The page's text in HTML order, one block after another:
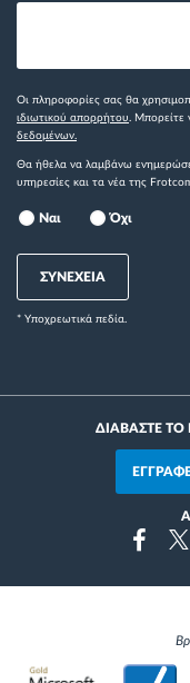
Οι πληροφορίες σας θα
ιδιωτικού απορρήτου. Μπορείτε
δεδομένων.
Θα ήθελα να λαμβάνω
υπηρεσίες και τα νέα της
Ναι Όχι
ΣΥΝΕΧΕΙΑ
* Yποχρεωτικά πεδία.
ΔΙΑΒΑΣΤΕ ΤΟ
Facebook